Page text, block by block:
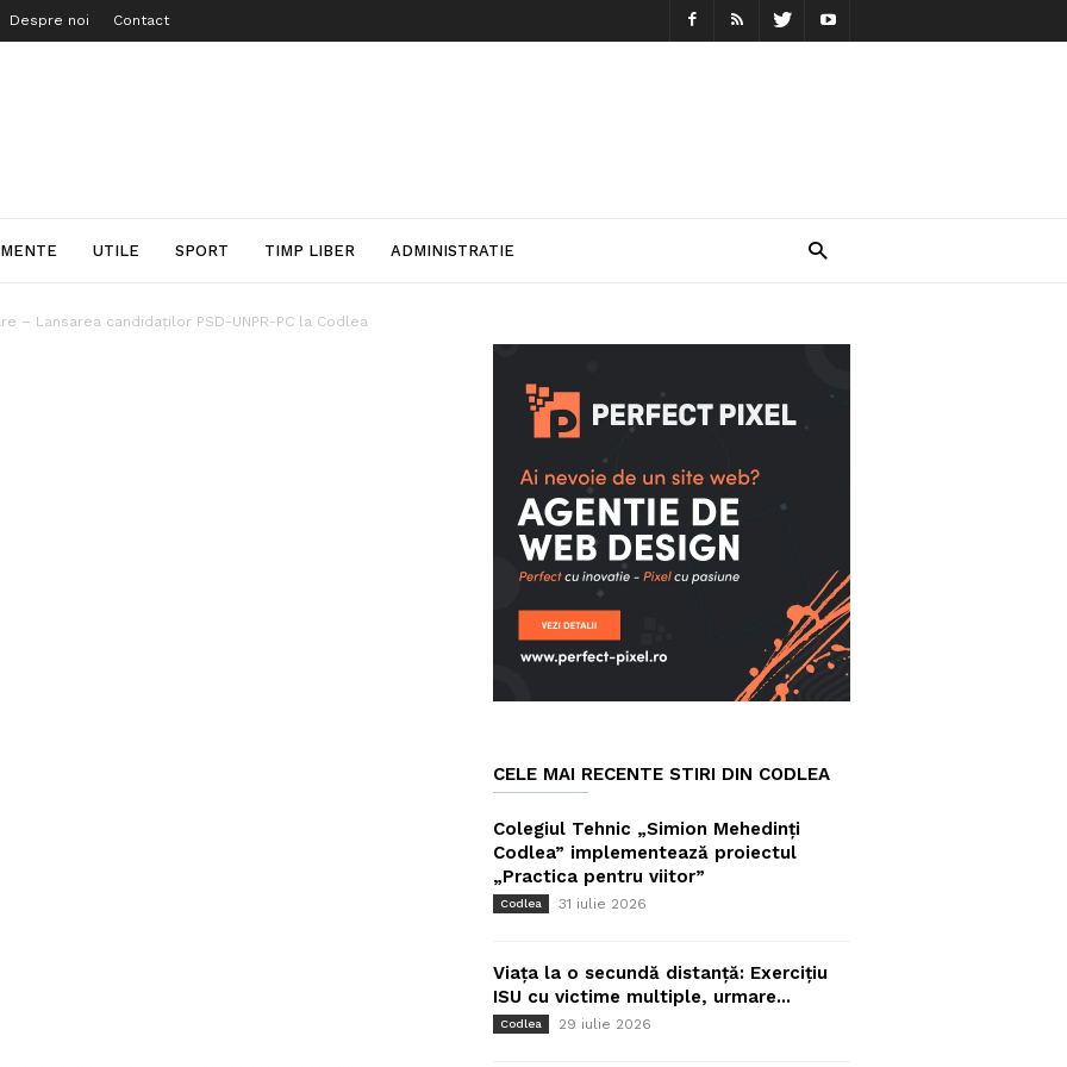
Despre noi Contact
UTILE SPORT TIMP LIBER ADMINISTRATIE
– Lansarea candidaților PSD-UNPR-PC la Codlea
CELE MAI RECENTE STIRI DIN CODLEA
Colegiul Tehnic „Simion Mehedinți
Codlea” implementează proiectul
„Practica pentru viitor”
Codlea 31 iulie 2026
Viața la o secundă distanță: Exercițiu
ISU cu victime multiple, urmare...
Codlea 29 iulie 2026